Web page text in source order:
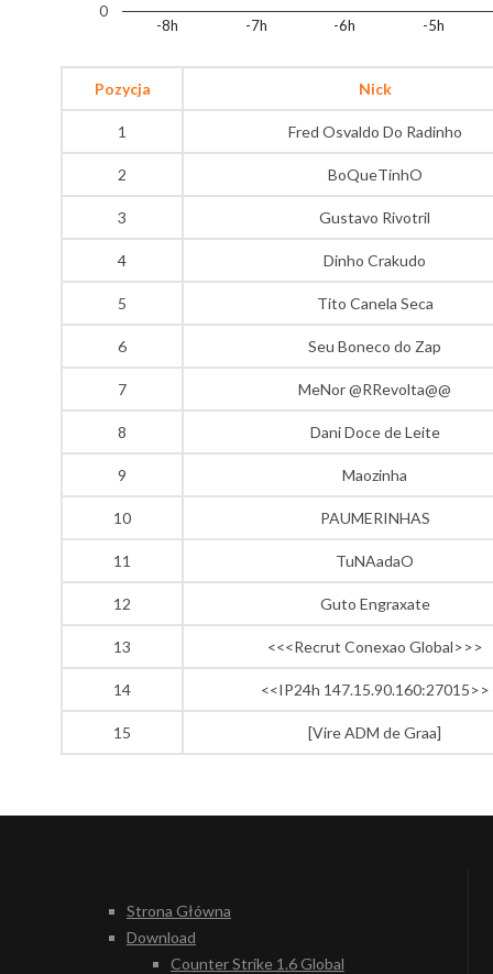
-8h -7h -6h -5h
0
Pozycja Nick
1 Fred Osvaldo Do Radinho
2 BoQueTinhO
3 Gustavo Rivotril
4 Dinho Crakudo
5 Tito Canela Seca
6 Seu Boneco do Zap
7 MeNor @RRevolta@@
8 Dani Doce de Leite
9 Maozinha
10 PAUMERINHAS
11 TuNAadaO
12 Guto Engraxate
13 <<<Recrut Conexao Global>>>
14 <<IP24h 147.15.90.160:27015>>
15 [Vire ADM de Graa]
Strona Główna
Download
Counter Strike 1.6 Global